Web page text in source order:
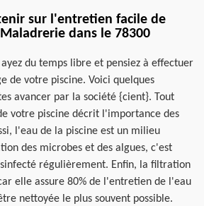
sur l'entretien facile de
dans le 78300
du temps libre et pensiez à effectuer
de votre piscine. Voici quelques
avancer par la société {cient}. Tout
votre piscine décrit l'importance des
l'eau de la piscine est un milieu
des microbes et des algues, c'est
régulièrement. Enfin, la filtration
elle assure 80% de l'entretien de l'eau
nettoyée le plus souvent possible.